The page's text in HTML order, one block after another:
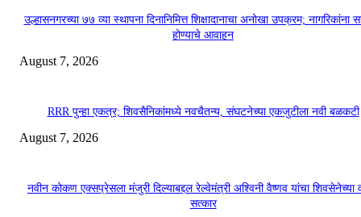
उल्हासनगरच्या ७७ व्या स्थापना दिनानिमित्त शिक्षादानाचा अनोखा उपक्रम; नागरिकांना
होण्याचे आवाहन
August 7, 2026
RRR पुन्हा एकत्र; शिवसैनिकांमध्ये नवचैतन्य, संघटनेच्या एकजुटीला नवी बळकटी
August 7, 2026
नवीन कोकण एक्सप्रेसला मंजुरी दिल्याबद्दल रेल्वेमंत्री अश्विनी वैष्णव यांचा शिवसेनेच्या
सत्कार